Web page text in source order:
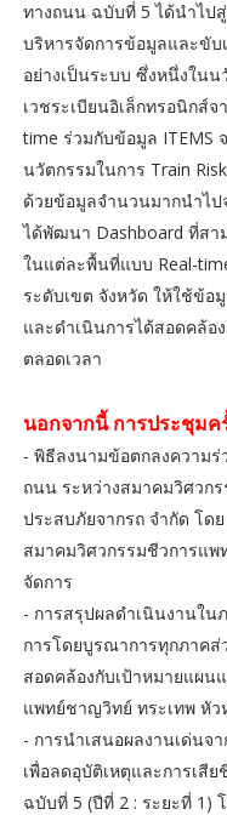
ทางถนน ฉบับที่ 5 ได้นำไป
บริหารจัดการข้อมูลและขั
อย่างเป็นระบบ ซึ่งหนึ่งใน
เวชระเบียนอิเล็กทรอนิกส์
time ร่วมกับข้อมูล ITEMS
นวัตกรรมในการ Train
ด้วยข้อมูลจำนวนมากนำไป
ได้พัฒนา Dashboard ที่สา
ในแต่ละพื้นที่แบบ Real-
ระดับเขต จังหวัด ให้ใช้ข้อ
และดำเนินการได้สอดคล้
ตลอดเวลา
นอกจากนี้ การประชุมค
- พิธีลงนามข้อตกลงความ
ถนน ระหว่างสมาคมวิศวก
ประสบภัยจากรถ จำกัด โด
สมาคมวิศวกรรมชีวการแพ
จัดการ
- การสรุปผลดำเนินงานใน
การโดยบูรณาการทุกภาคส่
สอดคล้องกับเป้าหมายแผน
แพทย์ชาญวิทย์ ทระเทพ หัว
- การนำเสนอผลงานเด่นจ
เพื่อลดอุบัติเหตุและการเสี
ฉบับที่ 5 (ปีที่ 2 : ระยะที่ 1)